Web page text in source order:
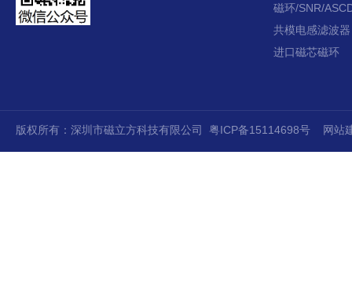
磁环/SNR/
共模电感滤波器
进口磁芯磁环
版权所有：深圳市磁立方科技有限公司 粤ICP备15114698号 网站